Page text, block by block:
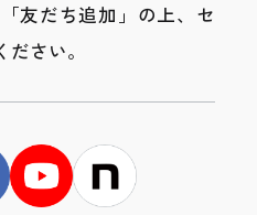
友だち追加」の上、セ
さい。